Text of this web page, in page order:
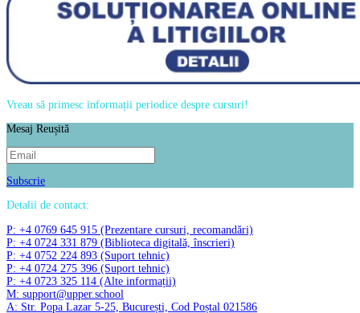
Vreau să primesc informații periodice despre cursuri!
Mesaj Reușită
Subscrie
Detalii de contact:
P: +4 0769 645 915 (Prezentare cursuri, recomandări)
P: +4 0724 331 879 (Biblioteca digitală, înscrieri)
P: +4 0752 224 893 (Suport tehnic)
P: +4 0724 275 396 (Suport tehnic)
P: +4 0723 325 114 (Alte informații)
M: support@upper.school
A: Str. Popa Lazar 5-25, București, Cod Poștal 021586